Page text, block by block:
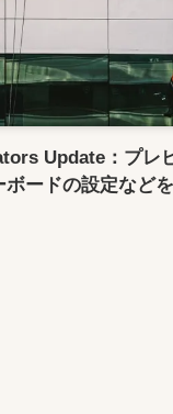
Update：プレ
ードの設定など